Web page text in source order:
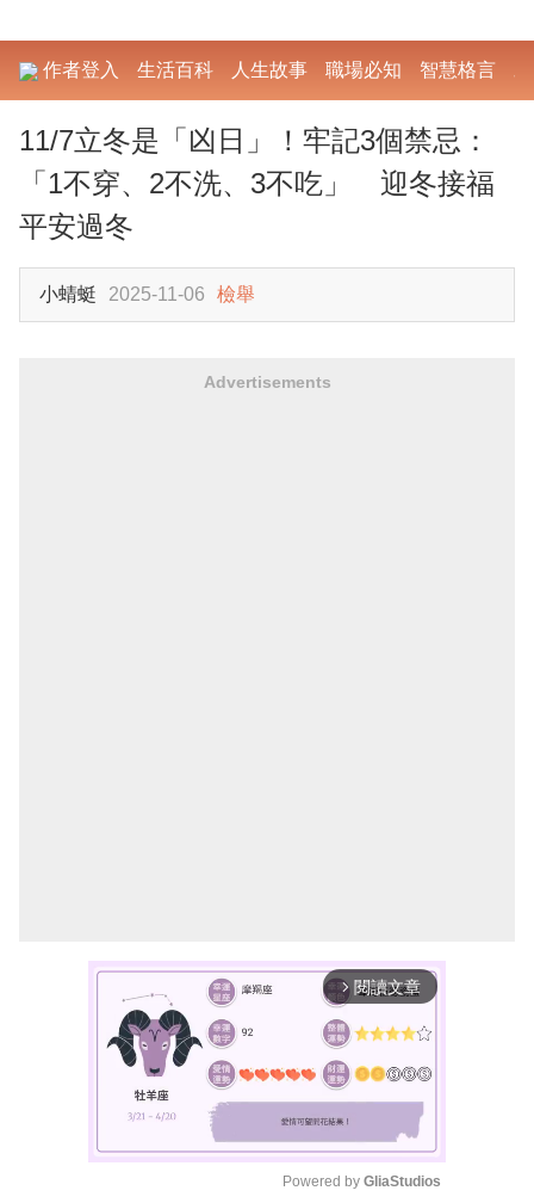
作者登入 生活百科 人生故事 職場必知 智慧格言
11/7立冬是「凶日」！牢記3個禁忌：
「1不穿、2不洗、3不吃」 迎冬接福
平安過冬
小蜻蜓 2025-11-06 檢舉
Advertisements
arrow_forward_ios 閱讀文章
Powered by GliaStudios